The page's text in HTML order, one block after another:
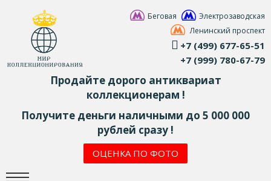
Беговая
Электрозаводская
Ленинский проспект
+7 (499) 677-65-51
+7 (999) 780-67-79
Продайте дорого антиквариат
коллекционерам !
Получите деньги наличными до 5 000 000
рублей сразу !
ОЦЕНКА ПО ФОТО